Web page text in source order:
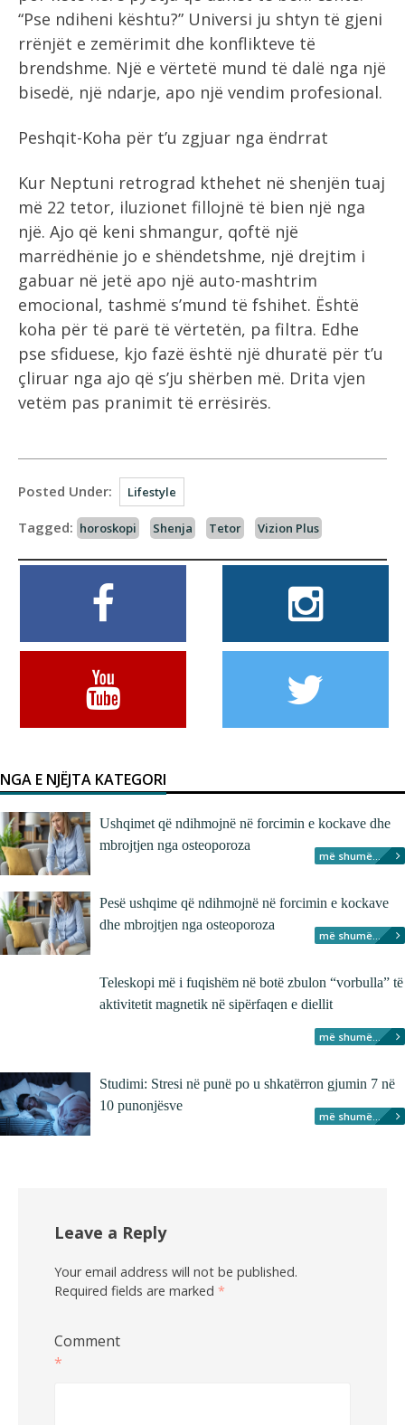
“Pse ndiheni kështu?” Universi ju shtyn të gjeni
rrënjët e zemërimit dhe konflikteve të
brendshme. Një e vërtetë mund të dalë nga një
bisedë, një ndarje, apo një vendim profesional.
Peshqit-Koha për t’u zgjuar nga ëndrrat
Kur Neptuni retrograd kthehet në shenjën tuaj
më 22 tetor, iluzionet fillojnë të bien një nga
një. Ajo që keni shmangur, qoftë një
marrëdhënie jo e shëndetshme, një drejtim i
gabuar në jetë apo një auto-mashtrim
emocional, tashmë s’mund të fshihet. Është
koha për të parë të vërtetën, pa filtra. Edhe
pse sfiduese, kjo fazë është një dhuratë për t’u
çliruar nga ajo që s’ju shërben më. Drita vjen
vetëm pas pranimit të errësirës.
Posted Under: Lifestyle
Tagged: horoskopi Shenja Tetor Vizion Plus
NGA E NJËJTA KATEGORI
Ushqimet që ndihmojnë në forcimin e kockave dhe
mbrojtjen nga osteoporoza
më shumë...
Pesë ushqime që ndihmojnë në forcimin e kockave
dhe mbrojtjen nga osteoporoza
më shumë...
Teleskopi më i fuqishëm në botë zbulon “vorbulla” të
aktivitetit magnetik në sipërfaqen e diellit
më shumë...
Studimi: Stresi në punë po u shkatërron gjumin 7 në
10 punonjësve
më shumë...
Leave a Reply
Your email address will not be published.
Required fields are marked *
Comment
*